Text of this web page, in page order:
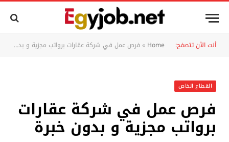
أنت الآن تتصفح: Home
» فرص عمل في شركة عقارات برواتب مجزية و بدون خبرة
القطاع الخاص
فرص عمل في شركة عقارات
برواتب مجزية و بدون خبرة